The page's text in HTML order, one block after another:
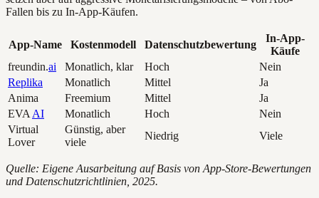
Fallen bis zu In-App-Käufen.
App-Name Kostenmodell Datenschutzbewertung
In-App-
Käufe
freundin.ai Monatlich, klar Hoch
Nein
Replika
Monatlich Mittel
Ja
Anima
Freemium Mittel
Ja
EVA AI Monatlich Hoch
Nein
Virtual
Lover
Günstig, aber
viele
Niedrig Viele
Quelle: Eigene Ausarbeitung auf Basis von App-Store-Bewertungen
und Datenschutzrichtlinien, 2025.